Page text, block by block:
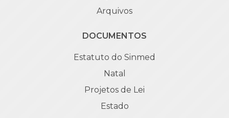
Arquivos
DOCUMENTOS
Estatuto do Sinmed
Natal
Projetos de Lei
Estado